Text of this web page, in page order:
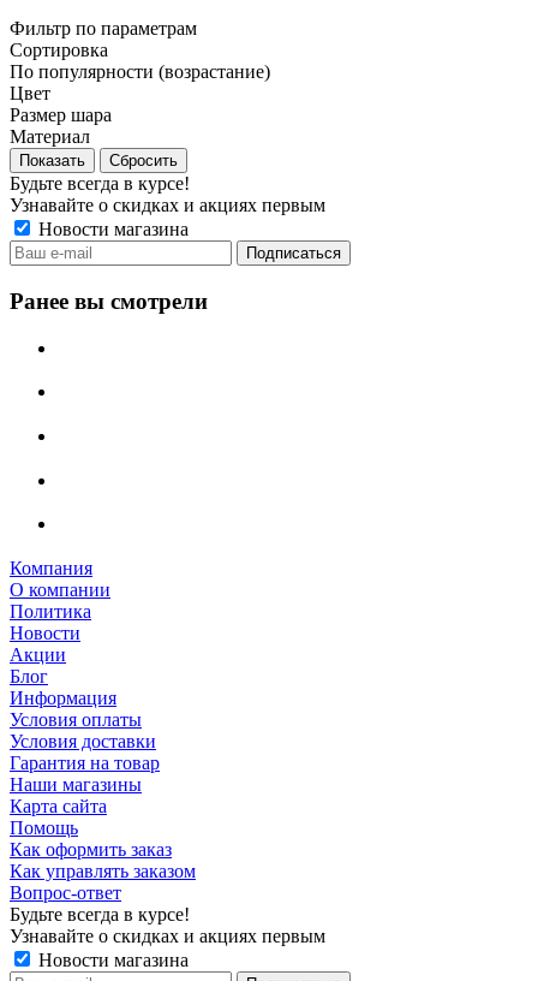
Фильтр по параметрам
Сортировка
По популярности (возрастание)
Цвет
Размер шара
Материал
Сбросить
Будьте всегда в курсе!
Узнавайте о скидках и акциях первым
Новости магазина
Ранее вы смотрели
Компания
О компании
Политика
Новости
Акции
Блог
Информация
Условия оплаты
Условия доставки
Гарантия на товар
Наши магазины
Карта сайта
Помощь
Как оформить заказ
Как управлять заказом
Вопрос-ответ
Будьте всегда в курсе!
Узнавайте о скидках и акциях первым
Новости магазина